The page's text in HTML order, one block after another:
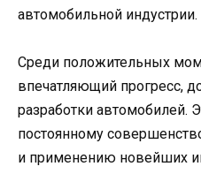
автомобильной индустрии.
Среди положительных
впечатляющий прогресс,
разработки автомобилей.
постоянному
и применению новейших